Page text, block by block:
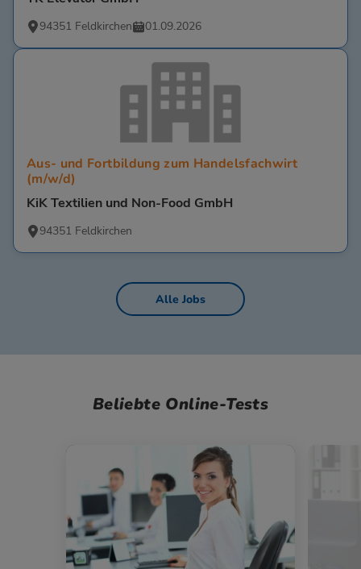
94351 Feldkirchen 01.09.2026
Aus- und Fortbildung zum Handelsfachwirt
(m/w/d)
KiK Textilien und Non-Food GmbH
94351 Feldkirchen
Alle Jobs
Beliebte Online-Tests